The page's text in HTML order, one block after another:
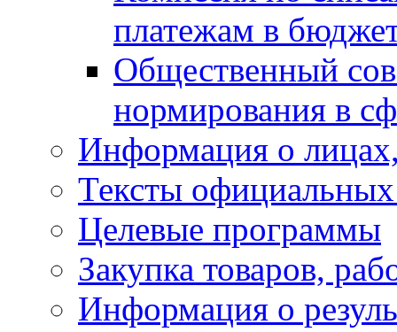
платежам в
Общественный
нормирования в
Информация о
Тексты
Целевые программы
Закупка товаров,
Информация о